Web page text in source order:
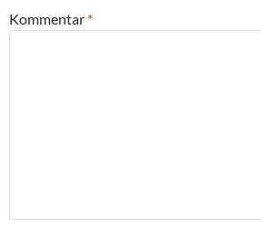
Kommentar *